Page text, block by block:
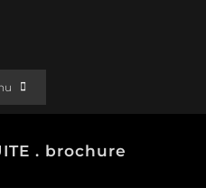
WEB
. brochure